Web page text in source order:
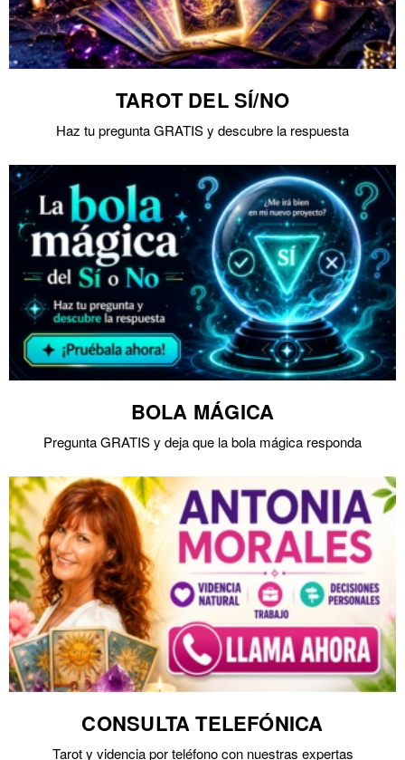
TAROT DEL SÍ/NO
Haz tu pregunta GRATIS y descubre la respuesta
BOLA MÁGICA
Pregunta GRATIS y deja que la bola mágica responda
CONSULTA TELEFÓNICA
Tarot y videncia por teléfono con nuestras expertas